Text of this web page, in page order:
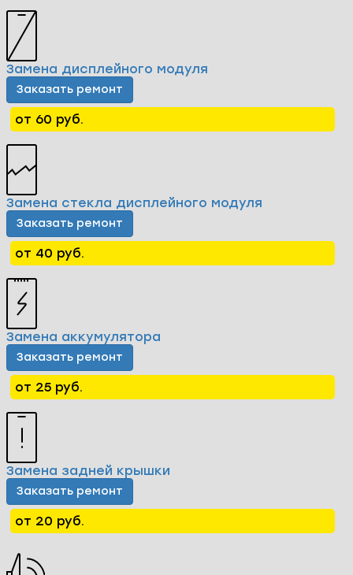
Замена дисплейного модуля
Заказать ремонт
от 60 руб.
Замена стекла дисплейного модуля
Заказать ремонт
от 40 руб.
Замена аккумулятора
Заказать ремонт
от 25 руб.
Замена задней крышки
Заказать ремонт
от 20 руб.